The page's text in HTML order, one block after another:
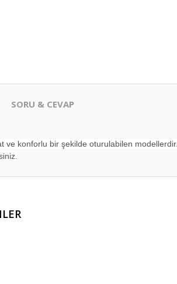
SORU & CEVAP
ve konforlu bir şekilde oturulabilen modellerdir.